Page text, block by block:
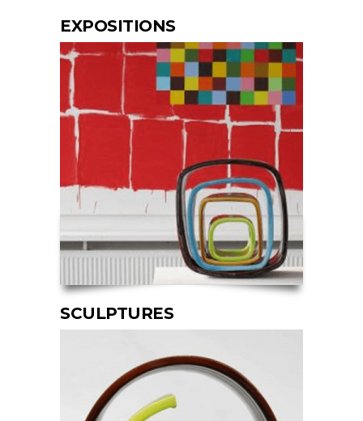
EXPOSITIONS
SCULPTURES